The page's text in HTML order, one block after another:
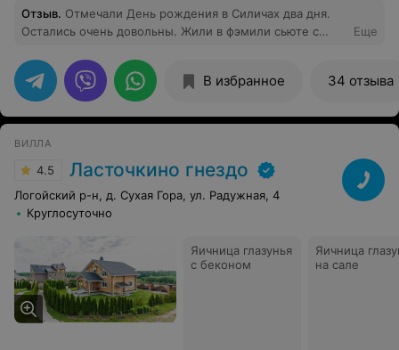
Отзыв. Отмечали День рождения в Силичах два дня.
Остались очень довольны. Жили в фэмили сьюте с
большой плюс. Даже ключ передали бесконтактно.
Завтрак и обед заказывали в номер, а сам праздничный
ужин бронировали в ресторане. Хотели бы отметить
обслуживание - персонал вежливый и внимательный,
особенно официант Богдан. На второй день заказывали
все понравилось.
Еще
В избранное 34 отзыва
ВИЛЛА
4.5 Ласточкино гнездо
Логойский р-н, д. Сухая Гора, ул. Радужная, 4
Круглосуточно
Яичница глазунья
с беконом
Яичница
на сале